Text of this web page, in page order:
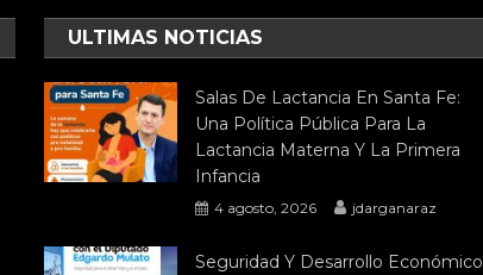
ULTIMAS NOTICIAS
Salas De Lactancia En Santa Fe:
Una Política Pública Para La
Lactancia Materna Y La Primera
Infancia
4 agosto, 2026 jdarganaraz
Seguridad Y Desarrollo Económico